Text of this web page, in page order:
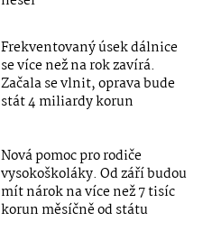
Frekventovaný úsek dálnice
se více než na rok zavírá.
Začala se vlnit, oprava bude
stát 4 miliardy korun
Nová pomoc pro rodiče
vysokoškoláky. Od září budou
mít nárok na více než 7 tisíc
korun měsíčně od státu